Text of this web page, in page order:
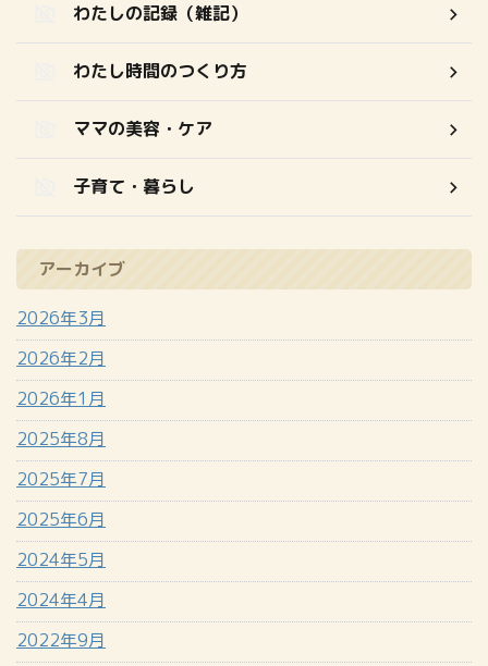
わたしの記録（雑記）
わたし時間のつくり方
ママの美容・ケア
子育て・暮らし
アーカイブ
2026年3月
2026年2月
2026年1月
2025年8月
2025年7月
2025年6月
2024年5月
2024年4月
2022年9月